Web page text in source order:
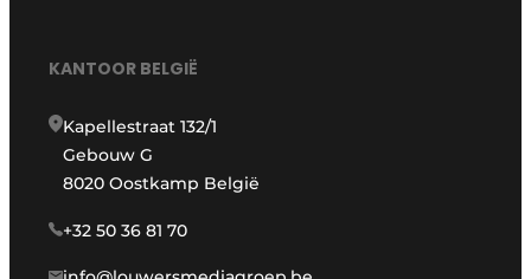
KANTOOR BELGIË
Kapellestraat 132/1
Gebouw G
8020 Oostkamp België
+32 50 36 81 70